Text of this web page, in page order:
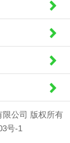
限公司 版权所有
号-1